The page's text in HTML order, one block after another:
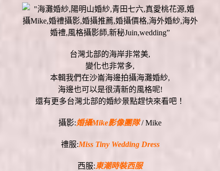
台灣北部的海岸非常美,
變化也非常多,
本輯我們在沙崙海邊拍攝海灘婚紗,
海邊也可以是很清新的風格呢!
還有更多台灣北部的婚紗景點趕快來看吧！
攝影:婚攝Mike影像團隊/ Mike
禮服:Miss Tiny Wedding Dress
西服:東潮時裝西服